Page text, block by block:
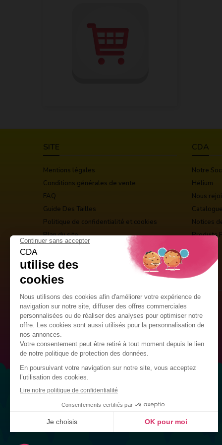
SITE
Mentions légales
Conditions générales de vente
FAQ
Guide Des Tailles
Politique de confidentialité et cookies
Plan du site
Kits de décoration
Drapeaux Personnalisés
CDA
Notre
Hélium
Nous
Notices
Produits